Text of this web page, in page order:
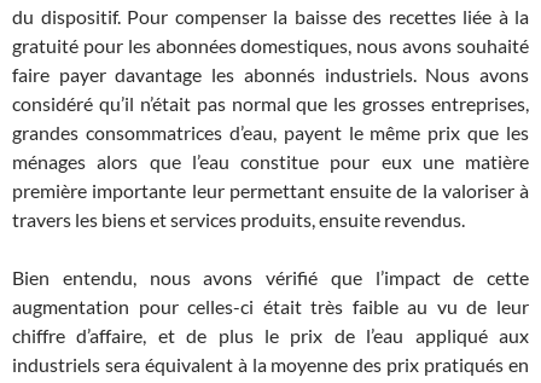
du dispositif. Pour compenser la baisse des recettes liée à la
gratuité pour les abonnées domestiques, nous avons souhaité
faire payer davantage les abonnés industriels. Nous avons
considéré qu’il n’était pas normal que les grosses entreprises,
grandes consommatrices d’eau, payent le même prix que les
ménages alors que l’eau constitue pour eux une matière
première importante leur permettant ensuite de la valoriser à
travers les biens et services produits, ensuite revendus.
Bien entendu, nous avons vérifié que l’impact de cette
augmentation pour celles-ci était très faible au vu de leur
chiffre d’affaire, et de plus le prix de l’eau appliqué aux
industriels sera équivalent à la moyenne des prix pratiqués en